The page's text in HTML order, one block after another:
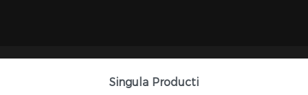
Singula Producti